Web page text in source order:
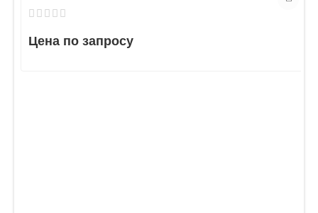
Цена по запросу